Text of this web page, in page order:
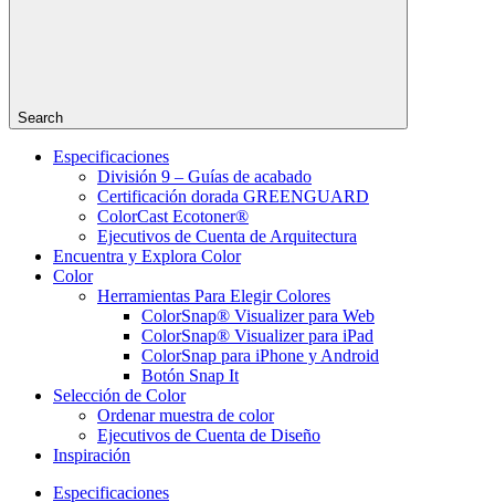
Search
Especificaciones
División 9 – Guías de acabado
Certificación dorada GREENGUARD
ColorCast Ecotoner®
Ejecutivos de Cuenta de Arquitectura
Encuentra y Explora Color
Color
Herramientas Para Elegir Colores
ColorSnap® Visualizer para Web
ColorSnap® Visualizer para iPad
ColorSnap para iPhone y Android
Botón Snap It
Selección de Color
Ordenar muestra de color
Ejecutivos de Cuenta de Diseño
Inspiración
Especificaciones